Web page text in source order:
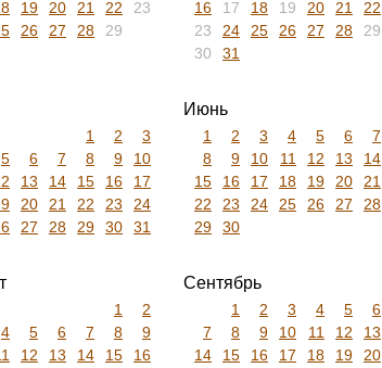
19 20 21 22
23
26 27 28 29
16
17 18 19 20 21
22
23
24 25 26 27 28
29
30
31
1 2
3
5 6 7 8 9
10
13 14 15 16
17
20 21 22 23
24
27 28 29 30 31
Июнь
1 2 3 4 5 6
7
8
9 10 11 12 13
14
15
16 17 18 19 20
21
22
23 24 25 26 27
28
29
30
1
2
4 5 6 7 8
9
12 13 14 15
16
Сентябрь
1 2 3 4 5
6
7
8 9 10 11 12
13
14
15 16 17 18 19
20